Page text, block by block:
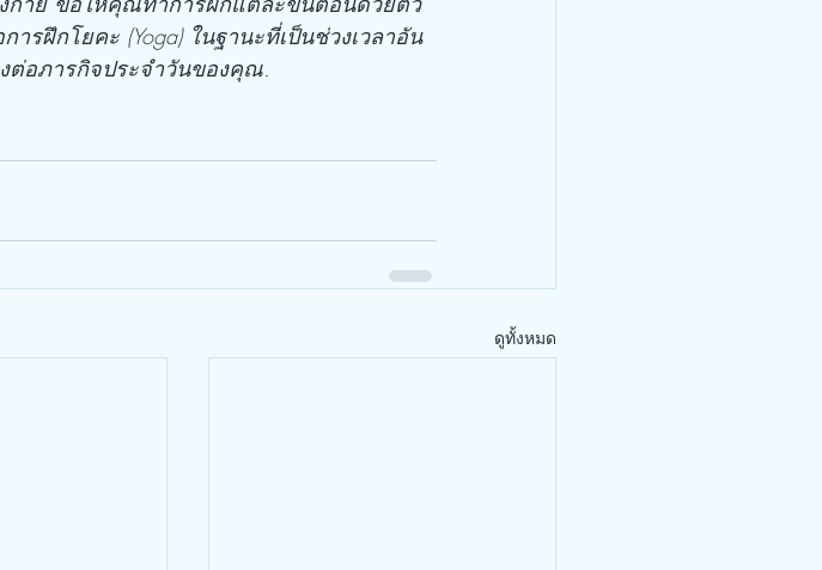
ฝึกโยคะ (Yoga) ในฐานะที่เป็นช่วงเวลาอัน
ต่อภารกิจประจำวันของคุณ.
ดูทั้งหมด